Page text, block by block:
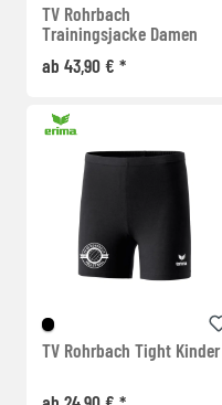
TV Rohrbach
Trainingsjacke Damen
ab 43,90 € *
TV Rohrbach Tight Kinder